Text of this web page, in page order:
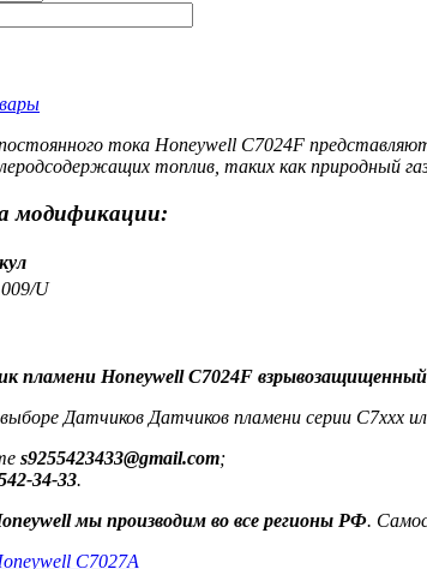
тока Honeywell C7024F
топлив, таких как природный
модификации:
U
пламени Honeywell C7024F взрывозащищенный
Датчиков Датчиков пламени серии C7xxx
s9255423433@gmail.com;
34-33.
мы производим во все регионы РФ.